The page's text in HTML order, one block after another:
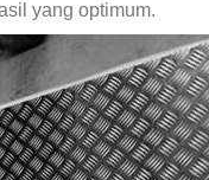
yang optimum.